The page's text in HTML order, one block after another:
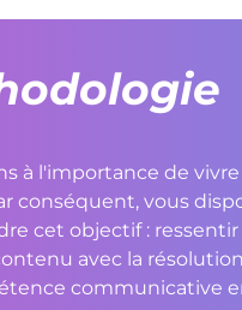
à l'importance de
conséquent, vous
cet objectif : ressentir
avec la
communicative